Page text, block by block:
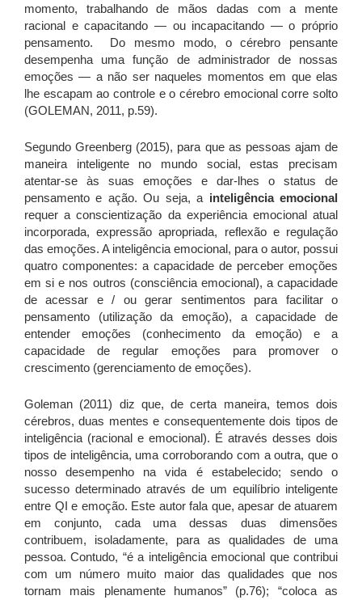
momento, trabalhando de mãos dadas com a mente
racional e capacitando — ou incapacitando — o próprio
pensamento. Do mesmo modo, o cérebro pensante
desempenha uma função de administrador de nossas
emoções — a não ser naqueles momentos em que elas
lhe escapam ao controle e o cérebro emocional corre solto
(GOLEMAN, 2011, p.59).
Segundo Greenberg (2015), para que as pessoas ajam de
maneira inteligente no mundo social, estas precisam
atentar-se às suas emoções e dar-lhes o status de
pensamento e ação. Ou seja, a inteligência emocional
requer a conscientização da experiência emocional atual
incorporada, expressão apropriada, reflexão e regulação
das emoções. A inteligência emocional, para o autor, possui
quatro componentes: a capacidade de perceber emoções
em si e nos outros (consciência emocional), a capacidade
de acessar e / ou gerar sentimentos para facilitar o
pensamento (utilização da emoção), a capacidade de
entender emoções (conhecimento da emoção) e a
capacidade de regular emoções para promover o
crescimento (gerenciamento de emoções).
Goleman (2011) diz que, de certa maneira, temos dois
cérebros, duas mentes e consequentemente dois tipos de
inteligência (racional e emocional). É através desses dois
tipos de inteligência, uma corroborando com a outra, que o
nosso desempenho na vida é estabelecido; sendo o
sucesso determinado através de um equilíbrio inteligente
entre QI e emoção. Este autor fala que, apesar de atuarem
em conjunto, cada uma dessas duas dimensões
contribuem, isoladamente, para as qualidades de uma
pessoa. Contudo, “é a inteligência emocional que contribui
com um número muito maior das qualidades que nos
tornam mais plenamente humanos” (p.76); “coloca as